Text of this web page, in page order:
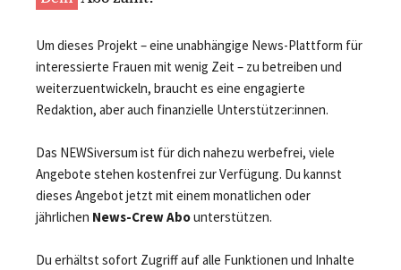
Um dieses Projekt – eine unabhängige News-Plattform für
interessierte Frauen mit wenig Zeit – zu betreiben und
weiterzuentwickeln, braucht es eine engagierte
Redaktion, aber auch finanzielle Unterstützer:innen.
Das NEWSiversum ist für dich nahezu werbefrei, viele
Angebote stehen kostenfrei zur Verfügung. Du kannst
dieses Angebot jetzt mit einem monatlichen oder
jährlichen News-Crew Abounterstützen.
Du erhältst sofort Zugriff auf alle Funktionen und Inhalte